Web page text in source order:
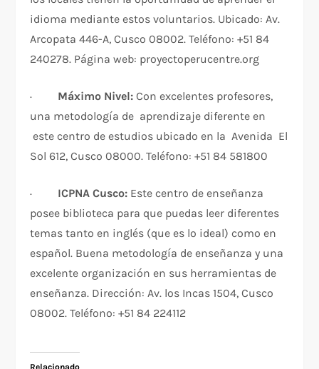
idioma mediante estos voluntarios. Ubicado: Av.
Arcopata 446-A, Cusco 08002. Teléfono: +51 84
240278. Página web: proyectoperucentre.org
· Máximo Nivel:Con excelentes profesores,
una metodología de aprendizaje diferente en
este centro de estudios ubicado en la Avenida El
Sol 612, Cusco 08000. Teléfono: +51 84 581800
· ICPNA Cusco: Este centro de enseñanza
posee biblioteca para que puedas leer diferentes
temas tanto en inglés (que es lo ideal) como en
español. Buena metodología de enseñanza y una
excelente organización en sus herramientas de
enseñanza. Dirección: Av. los Incas 1504, Cusco
08002. Teléfono: +51 84 224112